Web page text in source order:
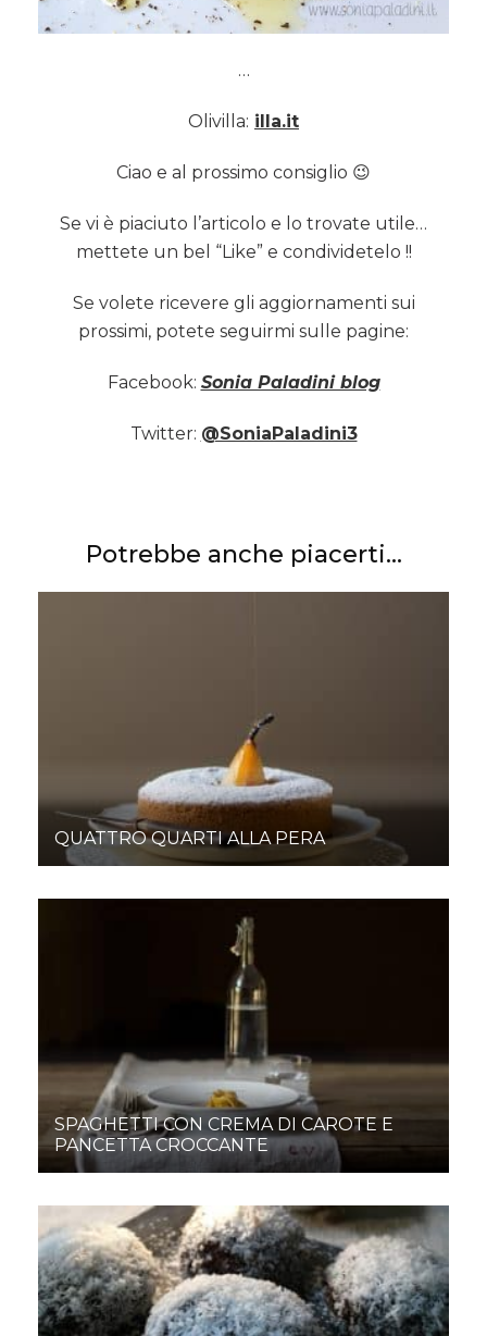
…
Olivilla: illa.it
Ciao e al prossimo consiglio 😉
Se vi è piaciuto l’articolo e lo trovate utile…
mettete un bel “Like” e condividetelo !!
Se volete ricevere gli aggiornamenti sui
prossimi, potete seguirmi sulle pagine:
Facebook: Sonia Paladini blog
Twitter: @SoniaPaladini3
Potrebbe anche piacerti...
QUATTRO QUARTI ALLA PERA
SPAGHETTI CON CREMA DI CAROTE E
PANCETTA CROCCANTE